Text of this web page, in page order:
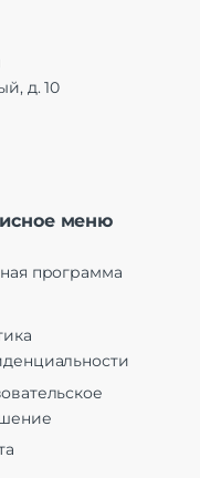
д. 10
меню
программа